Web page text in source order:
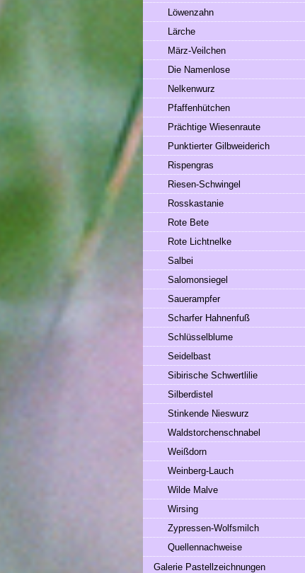
Löwenzahn
Lärche
März-Veilchen
Die Namenlose
Nelkenwurz
Pfaffenhütchen
Prächtige Wiesenraute
Punktierter Gilbweiderich
Rispengras
Riesen-Schwingel
Rosskastanie
Rote Bete
Rote Lichtnelke
Salbei
Salomonsiegel
Sauerampfer
Scharfer Hahnenfuß
Schlüsselblume
Seidelbast
Sibirische Schwertlilie
Silberdistel
Stinkende Nieswurz
Waldstorchenschnabel
Weißdorn
Weinberg-Lauch
Wilde Malve
Wirsing
Zypressen-Wolfsmilch
Quellennachweise
Galerie Pastellzeichnungen